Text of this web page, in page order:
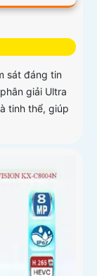
sát đáng tin
giải Ultra
tinh thể, giúp